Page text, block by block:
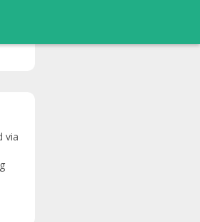
via